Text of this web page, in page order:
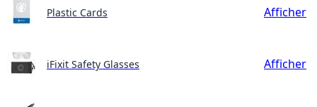
Plastic Cards Afficher
iFixit Safety Glasses Afficher